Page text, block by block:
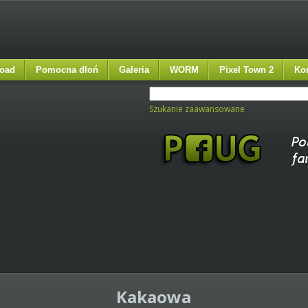
Pomocna dłoń Galeria WORM Pixel Town 2
Szukanie zaawansowane
Kakaowa